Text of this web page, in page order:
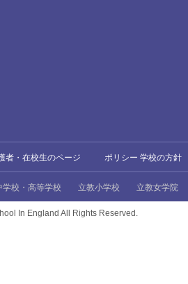
者・在校生のページ ポリシー 学校の方針
学校・高等学校 立教小学校 立教女学院
In England All Rights Reserved.